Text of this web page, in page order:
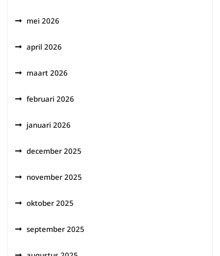
mei 2026
april 2026
maart 2026
februari 2026
januari 2026
december 2025
november 2025
oktober 2025
september 2025